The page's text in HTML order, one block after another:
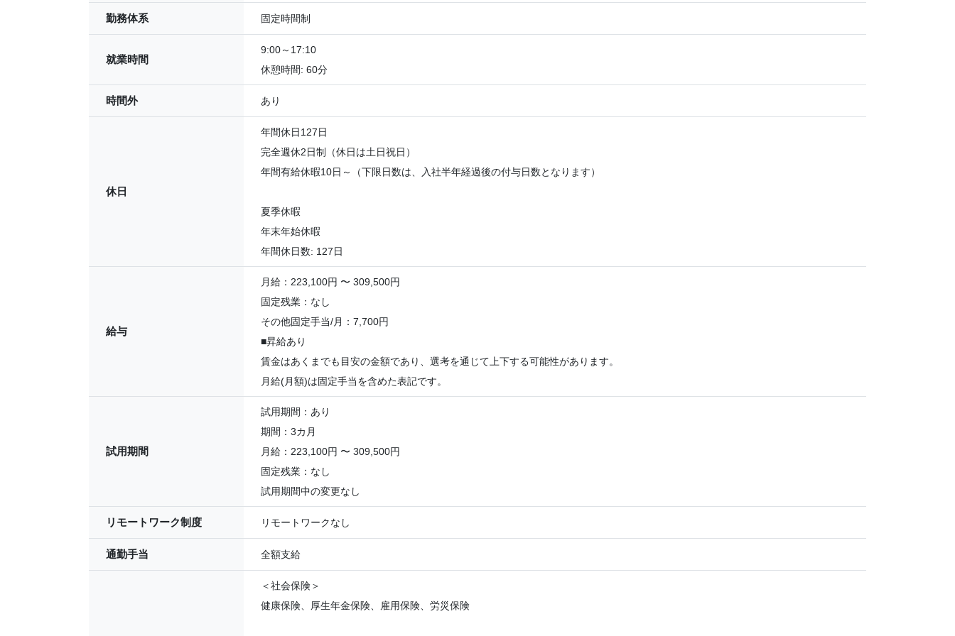
勤務体系 固定時間制
就業時間
9:00～17:10
休憩時間: 60分
時間外 あり
休日
年間休日127日
完全週休2日制（休日は土日祝日）
年間有給休暇10日～（下限日数は、入社半年経過後の付与日数となります）
夏季休暇
年末年始休暇
年間休日数: 127日
給与
月給：223,100円 〜 309,500円
固定残業：なし
その他固定手当/月：7,700円
■昇給あり
賃金はあくまでも目安の金額であり、選考を通じて上下する可能性があります。
月給(月額)は固定手当を含めた表記です。
試用期間
試用期間：あり
期間：3カ月
月給：223,100円 〜 309,500円
固定残業：なし
試用期間中の変更なし
リモートワーク制度 リモートワークなし
通勤手当 全額支給
＜社会保険＞
健康保険、厚生年金保険、雇用保険、労災保険